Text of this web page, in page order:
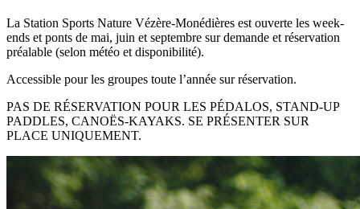
La Station Sports Nature Vézère-Monédières est ouverte les week-
ends et ponts de mai, juin et septembre sur demande et réservation
préalable (selon météo et disponibilité).
Accessible pour les groupes toute l’année sur réservation.
PAS DE RÉSERVATION POUR LES PÉDALOS, STAND-UP
PADDLES, CANOËS-KAYAKS. SE PRÉSENTER SUR
PLACE UNIQUEMENT.